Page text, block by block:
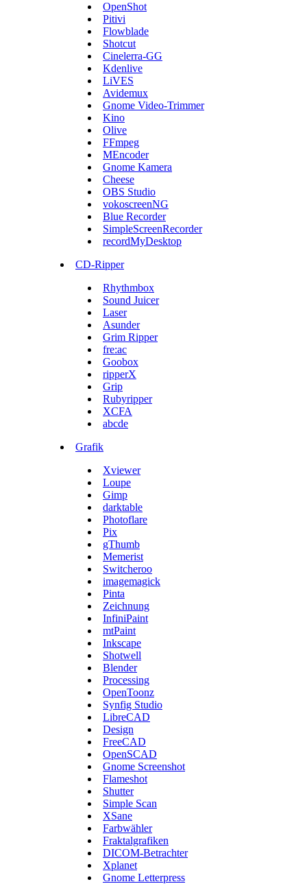
OpenShot
Pitivi
Flowblade
Shotcut
Cinelerra-GG
Kdenlive
LiVES
Avidemux
Gnome Video-Trimmer
Kino
Olive
FFmpeg
MEncoder
Gnome Kamera
Cheese
OBS Studio
vokoscreenNG
Blue Recorder
SimpleScreenRecorder
recordMyDesktop
CD-Ripper
Rhythmbox
Sound Juicer
Laser
Asunder
Grim Ripper
fre:ac
Goobox
ripperX
Grip
Rubyripper
XCFA
abcde
Grafik
Xviewer
Loupe
Gimp
darktable
Photoflare
Pix
gThumb
Memerist
Switcheroo
imagemagick
Pinta
Zeichnung
InfiniPaint
mtPaint
Inkscape
Shotwell
Blender
Processing
OpenToonz
Synfig Studio
LibreCAD
Design
FreeCAD
OpenSCAD
Gnome Screenshot
Flameshot
Shutter
Simple Scan
XSane
Farbwähler
Fraktalgrafiken
DICOM-Betrachter
Xplanet
Gnome Letterpress